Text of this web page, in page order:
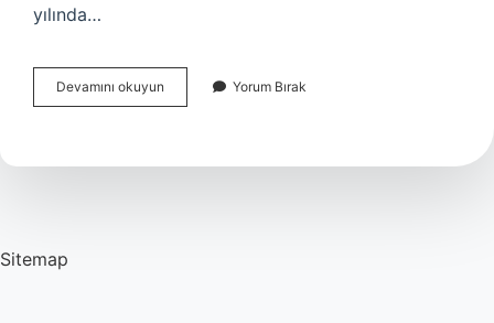
yılında…
Devamını okuyun
Dr
Kimdir
Yorum Bırak
Sitemap